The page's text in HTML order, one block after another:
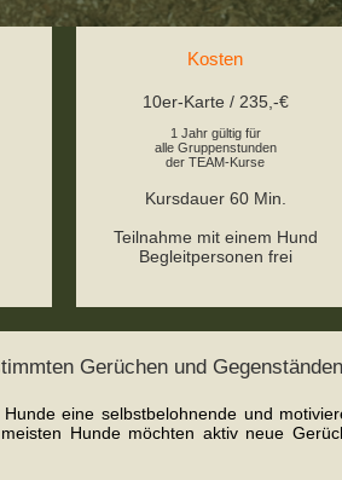
Kosten
10er-Karte / 235,-€
1 Jahr gültig für
alle Gruppenstunden
der TEAM-Kurse
Kursdauer 60 Min.
Teilnahme mit einem Hund
Begleitpersonen frei
Gerüchen und Gegenständen
eine selbstbelohnende und
Hunde möchten aktiv neue